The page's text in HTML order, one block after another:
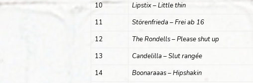
10
Lipstix – Little thin
11
Störenfrieda – Frei ab 16
12
The Rondells – Please shut up
13
Candelilla – Slut rangée
14
Boonaraaas – Hipshakin